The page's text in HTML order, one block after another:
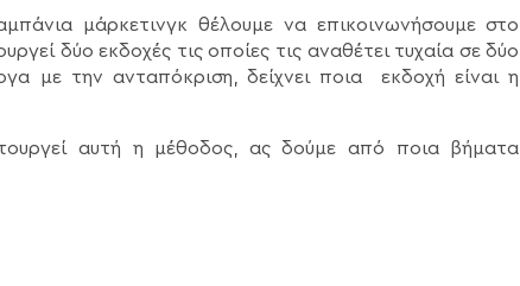
μάρκετινγκ θέλουμε να επικοινωνήσουμε στο
δύο εκδοχές τις οποίες τις αναθέτει τυχαία σε δύο
με την ανταπόκριση, δείχνει ποια εκδοχή είναι η
αυτή η μέθοδος, ας δούμε από ποια βήματα